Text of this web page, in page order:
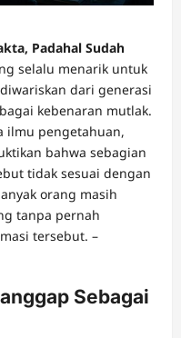
Padahal Sudah
selalu menarik untuk
dari generasi
kebenaran mutlak.
ilmu pengetahuan,
bahwa sebagian
tidak sesuai dengan
orang masih
tanpa pernah
tersebut. –
Sebagai